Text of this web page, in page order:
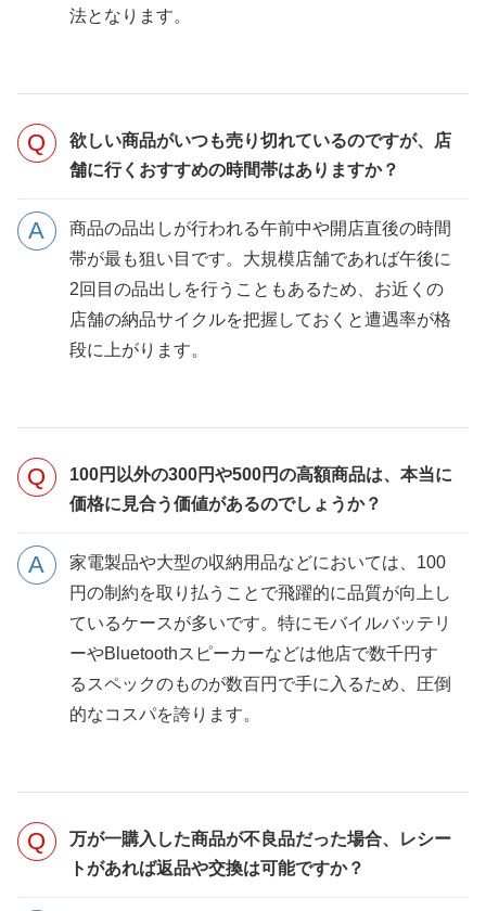
法となります。
欲しい商品がいつも売り切れているのですが、店
舗に行くおすすめの時間帯はありますか？
商品の品出しが行われる午前中や開店直後の時間
帯が最も狙い目です。大規模店舗であれば午後に
2回目の品出しを行うこともあるため、お近くの
店舗の納品サイクルを把握しておくと遭遇率が格
段に上がります。
100円以外の300円や500円の高額商品は、本当に
価格に見合う価値があるのでしょうか？
家電製品や大型の収納用品などにおいては、100
円の制約を取り払うことで飛躍的に品質が向上し
ているケースが多いです。特にモバイルバッテリ
ーやBluetoothスピーカーなどは他店で数千円す
るスペックのものが数百円で手に入るため、圧倒
的なコスパを誇ります。
万が一購入した商品が不良品だった場合、レシー
トがあれば返品や交換は可能ですか？